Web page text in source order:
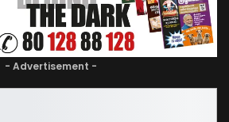
- Advertisement -